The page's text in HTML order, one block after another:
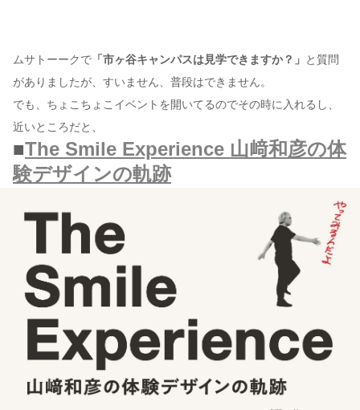
ムサトーークで 「市ヶ谷キャンパスは見学できますか？」 と質問
がありましたが、すいません、普段はできません。
でも、ちょこちょこイベントを開いてるのでその時に入れるし、
近いところだと、
■The Smile Experience 山﨑和彦の体
験デザインの軌跡